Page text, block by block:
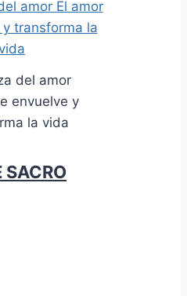
del amor
envuelve y
la vida
SACRO